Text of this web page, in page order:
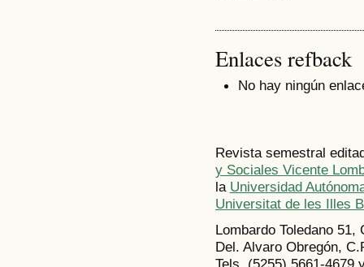
Enlaces refback
No hay ningún
Revista semestral
y Sociales Vicente
la Universidad
Universitat de les Illes
Lombardo Toledano
Del. Alvaro Obregón,